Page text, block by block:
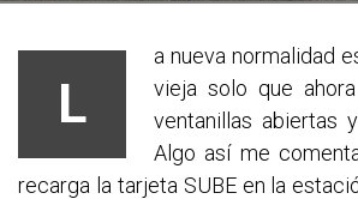
L
a nueva normalidad
vieja solo que
ventanillas abiertas
Algo así me
recarga la tarjeta SUBE en la